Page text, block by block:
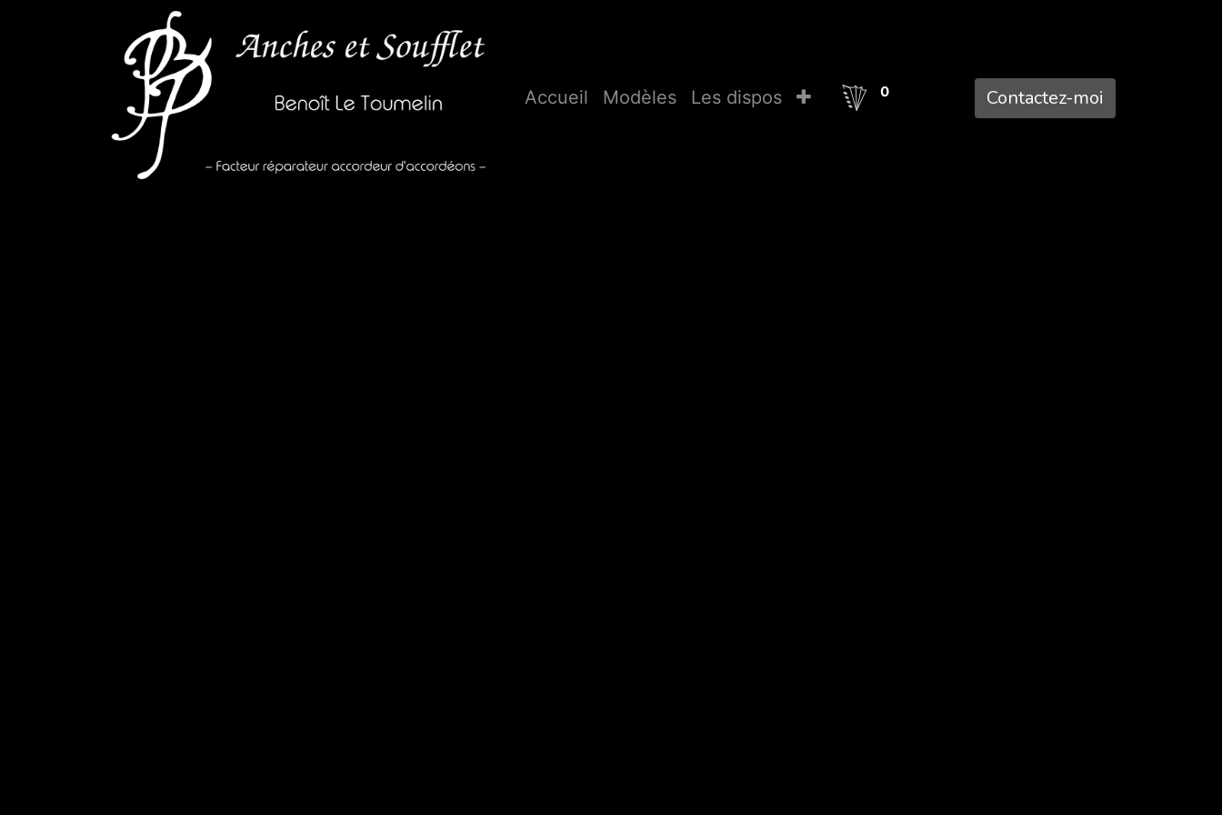
Accueil Modèles Les dispos 0 Contactez-mo​​i